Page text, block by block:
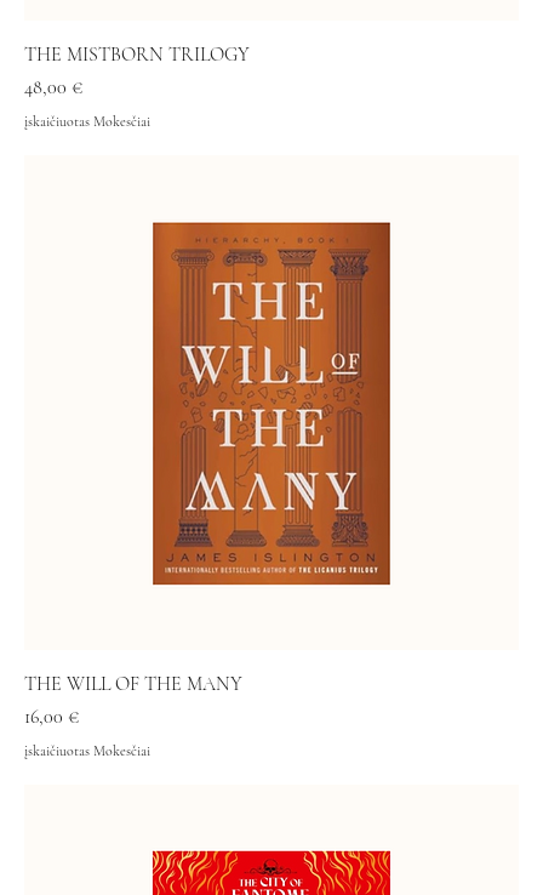
THE MISTBORN TRILOGY
Kaina
48,00 €
įskaičiuotas Mokesčiai
THE WILL OF THE MANY
Kaina
16,00 €
įskaičiuotas Mokesčiai